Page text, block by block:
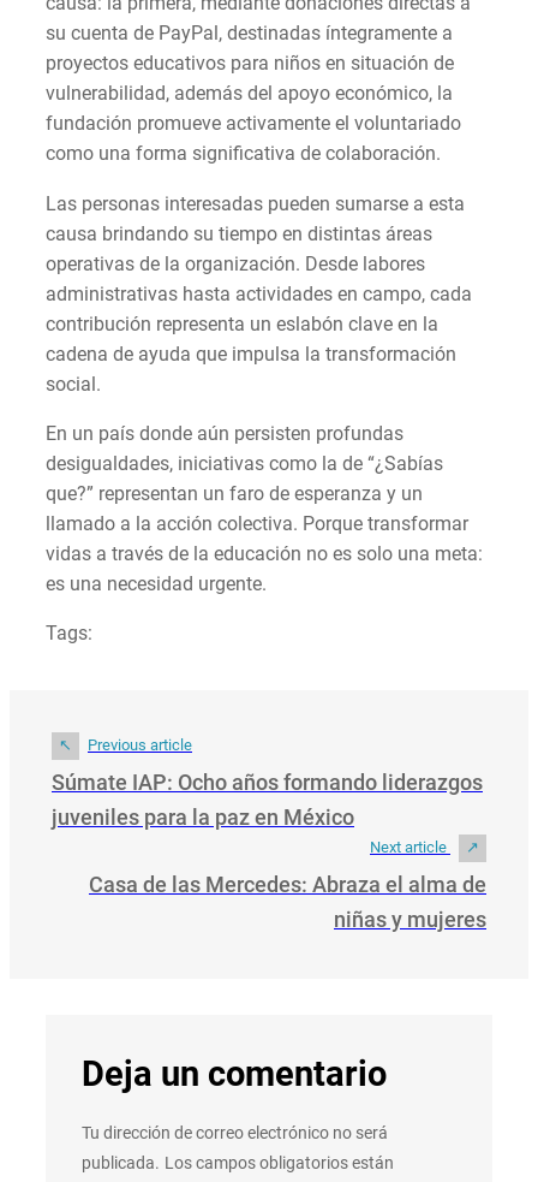
su cuenta de PayPal, destinadas íntegramente a
proyectos educativos para niños en situación de
vulnerabilidad, además del apoyo económico, la
fundación promueve activamente el voluntariado
como una forma significativa de colaboración.
Las personas interesadas pueden sumarse a esta
causa brindando su tiempo en distintas áreas
operativas de la organización. Desde labores
administrativas hasta actividades en campo, cada
contribución representa un eslabón clave en la
cadena de ayuda que impulsa la transformación
social.
En un país donde aún persisten profundas
desigualdades, iniciativas como la de “¿Sabías
que?” representan un faro de esperanza y un
llamado a la acción colectiva. Porque transformar
vidas a través de la educación no es solo una meta:
es una necesidad urgente.
Tags:
Previous article
Súmate IAP: Ocho años formando liderazgos
juveniles para la paz en México
Next article
Casa de las Mercedes: Abraza el alma de
niñas y mujeres
Deja un comentario
Tu dirección de correo electrónico no será
publicada. Los campos obligatorios están